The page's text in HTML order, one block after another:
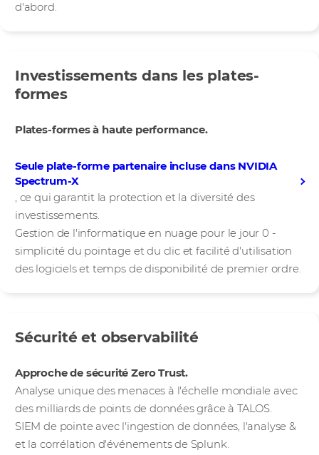
d'abord.
Investissements dans les plates-
formes
Plates-formes à haute performance.
Seule plate-forme partenaire incluse dans NVIDIA
Spectrum-X
, ce qui garantit la protection et la diversité des
investissements.
Gestion de l'informatique en nuage pour le jour 0 -
simplicité du pointage et du clic et facilité d'utilisation
des logiciels et temps de disponibilité de premier ordre.
Sécurité et observabilité
Approche de sécurité Zero Trust.
Analyse unique des menaces à l'échelle mondiale avec
des milliards de points de données grâce à TALOS.
SIEM de pointe avec l'ingestion de données, l'analyse &
et la corrélation d'événements de Splunk.